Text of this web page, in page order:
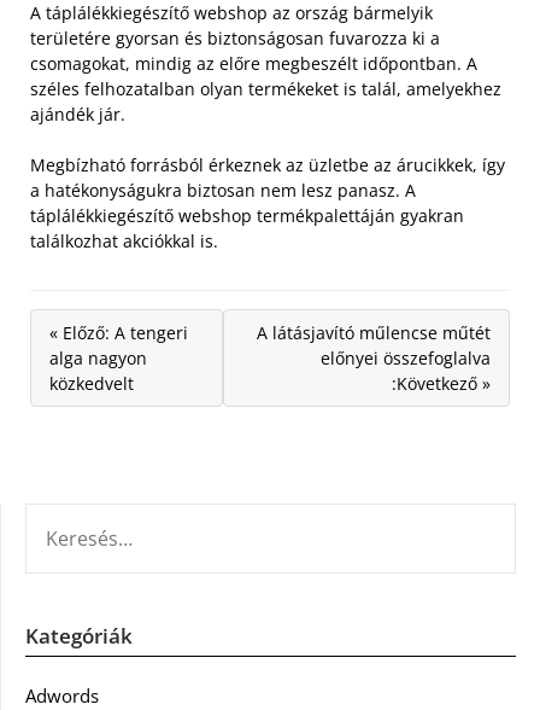
A táplálékkiegészítő webshop az ország bármelyik
területére gyorsan és biztonságosan fuvarozza ki a
csomagokat, mindig az előre megbeszélt időpontban. A
széles felhozatalban olyan termékeket is talál, amelyekhez
ajándék jár.
Megbízható forrásból érkeznek az üzletbe az árucikkek, így
a hatékonyságukra biztosan nem lesz panasz. A
táplálékkiegészítő webshop termékpalettáján gyakran
találkozhat akciókkal is.
« Előző: A tengeri
alga nagyon
közkedvelt
A látásjavító műlencse műtét
előnyei összefoglalva
:Következő »
Kategóriák
Adwords